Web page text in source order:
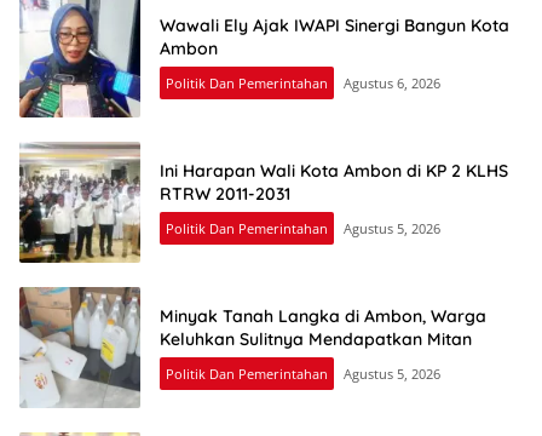
Wawali Ely Ajak IWAPI Sinergi Bangun Kota
Ambon
Politik Dan Pemerintahan Agustus 6, 2026
Ini Harapan Wali Kota Ambon di KP 2 KLHS
RTRW 2011-2031
Politik Dan Pemerintahan Agustus 5, 2026
Minyak Tanah Langka di Ambon, Warga
Keluhkan Sulitnya Mendapatkan Mitan
Politik Dan Pemerintahan Agustus 5, 2026